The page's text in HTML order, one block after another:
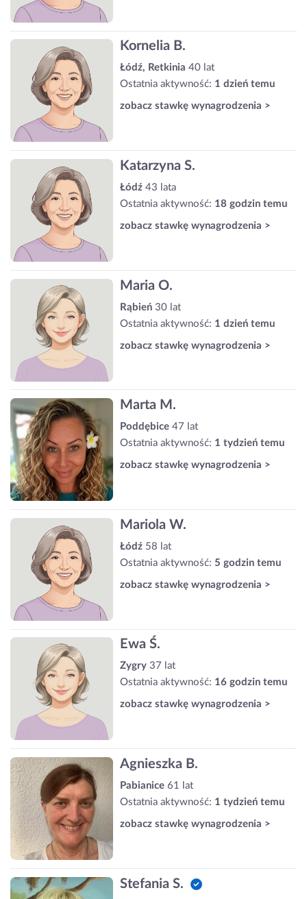
Kornelia B.
Łódź, Retkinia 40 lat
Ostatnia aktywność: 1 dzień temu
zobacz stawkę wynagrodzenia >
Katarzyna S.
Łódź 43 lata
Ostatnia aktywność: 18 godzin temu
zobacz stawkę wynagrodzenia >
Maria O.
Rąbień 30 lat
Ostatnia aktywność: 1 dzień temu
zobacz stawkę wynagrodzenia >
Marta M.
Poddębice 47 lat
Ostatnia aktywność: 1 tydzień temu
zobacz stawkę wynagrodzenia >
Mariola W.
Łódź 58 lat
Ostatnia aktywność: 5 godzin temu
zobacz stawkę wynagrodzenia >
Ewa Ś.
Zygry 37 lat
Ostatnia aktywność: 16 godzin temu
zobacz stawkę wynagrodzenia >
Agnieszka B.
Pabianice 61 lat
Ostatnia aktywność: 1 tydzień temu
zobacz stawkę wynagrodzenia >
Stefania S.